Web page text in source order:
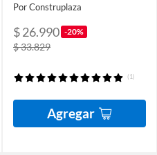
Por Construplaza
$ 26.990 -20%
$ 33.829
(1)
Agregar